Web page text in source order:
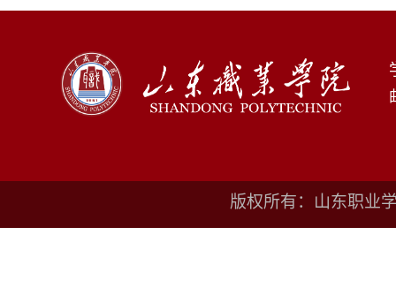
版权所有：山东职业